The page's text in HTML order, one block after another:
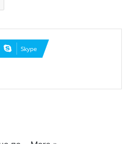
Skype